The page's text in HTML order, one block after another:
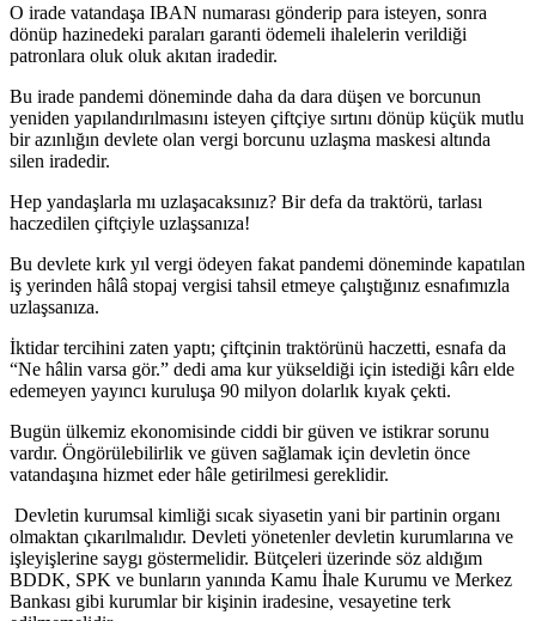
O irade vatandaşa IBAN numarası gönderip para isteyen, sonra
dönüp hazinedeki paraları garanti ödemeli ihalelerin verildiği
patronlara oluk oluk akıtan iradedir.
Bu irade pandemi döneminde daha da dara düşen ve borcunun
yeniden yapılandırılmasını isteyen çiftçiye sırtını dönüp küçük mutlu
bir azınlığın devlete olan vergi borcunu uzlaşma maskesi altında
silen iradedir.
Hep yandaşlarla mı uzlaşacaksınız? Bir defa da traktörü, tarlası
haczedilen çiftçiyle uzlaşsanıza!
Bu devlete kırk yıl vergi ödeyen fakat pandemi döneminde kapatılan
iş yerinden hâlâ stopaj vergisi tahsil etmeye çalıştığınız esnafımızla
uzlaşsanıza.
İktidar tercihini zaten yaptı; çiftçinin traktörünü haczetti, esnafa da
“Ne hâlin varsa gör.” dedi ama kur yükseldiği için istediği kârı elde
edemeyen yayıncı kuruluşa 90 milyon dolarlık kıyak çekti.
Bugün ülkemiz ekonomisinde ciddi bir güven ve istikrar sorunu
vardır. Öngörülebilirlik ve güven sağlamak için devletin önce
vatandaşına hizmet eder hâle getirilmesi gereklidir.
Devletin kurumsal kimliği sıcak siyasetin yani bir partinin organı
olmaktan çıkarılmalıdır. Devleti yönetenler devletin kurumlarına ve
işleyişlerine saygı göstermelidir. Bütçeleri üzerinde söz aldığım
BDDK, SPK ve bunların yanında Kamu İhale Kurumu ve Merkez
Bankası gibi kurumlar bir kişinin iradesine, vesayetine terk